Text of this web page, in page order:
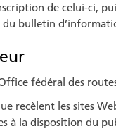
de celui-ci,
du bulletin
fédéral des
recèlent les sites
à la disposition du